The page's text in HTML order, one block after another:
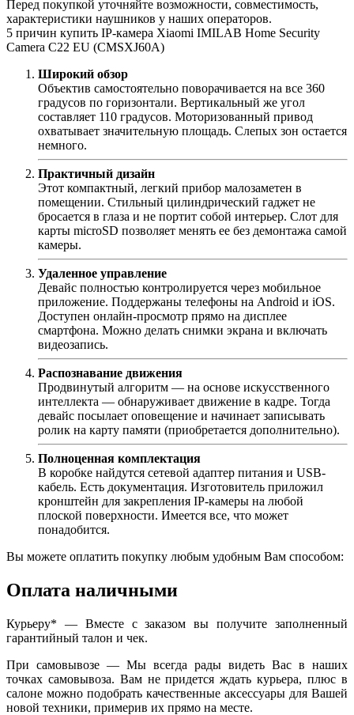
Перед покупкой уточняйте возможности, совместимость,
характеристики наушников у наших операторов.
5 причин купить IP-камера Xiaomi IMILAB Home Security
Camera С22 EU (CMSXJ60A)
Широкий обзор
Объектив самостоятельно поворачивается на все 360
градусов по горизонтали. Вертикальный же угол
составляет 110 градусов. Моторизованный привод
охватывает значительную площадь. Слепых зон остается
немного.
Практичный дизайн
Этот компактный, легкий прибор малозаметен в
помещении. Стильный цилиндрический гаджет не
бросается в глаза и не портит собой интерьер. Слот для
карты microSD позволяет менять ее без демонтажа самой
камеры.
Удаленное управление
Девайс полностью контролируется через мобильное
приложение. Поддержаны телефоны на Android и iOS.
Доступен онлайн-просмотр прямо на дисплее
смартфона. Можно делать снимки экрана и включать
видеозапись.
Распознавание движения
Продвинутый алгоритм — на основе искусственного
интеллекта — обнаруживает движение в кадре. Тогда
девайс посылает оповещение и начинает записывать
ролик на карту памяти (приобретается дополнительно).
Полноценная комплектация
В коробке найдутся сетевой адаптер питания и USB-
кабель. Есть документация. Изготовитель приложил
кронштейн для закрепления IP-камеры на любой
плоской поверхности. Имеется все, что может
понадобится.
Вы можете оплатить покупку любым удобным Вам способом:
Оплата наличными
Курьеру* — Вместе с заказом вы получите заполненный
гарантийный талон и чек.
При самовывозе — Мы всегда рады видеть Вас в наших
точках самовывоза. Вам не придется ждать курьера, плюс в
салоне можно подобрать качественные аксессуары для Вашей
новой техники, примерив их прямо на месте.